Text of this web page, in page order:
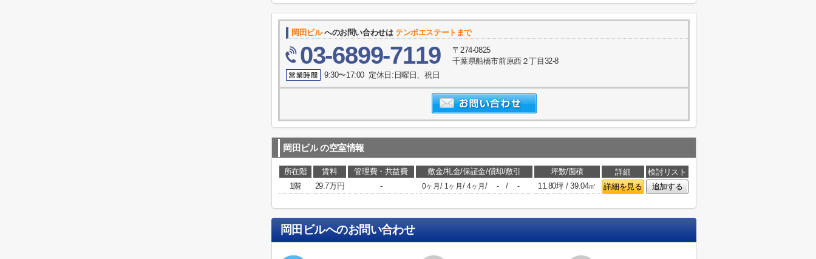
岡田ビルへのお問い合わせはテンポエステートまで
03-6899-7119
〒274-0825
千葉県船橋市前原西２丁目32-8
9:30〜17:00 定休日:日曜日、祝日
岡田ビル の空室情報
所在階 賃料 管理費・共益費 敷金/礼金/保証金/償却/敷引 坪数/面積 詳細
検討リスト
1階
29.7万円 - 0ヶ月 / 1ヶ月 / 4ヶ月 / - / - 11.80坪 / 39.04㎡ 詳細を見る 追加する
岡田ビルへのお問い合わせ